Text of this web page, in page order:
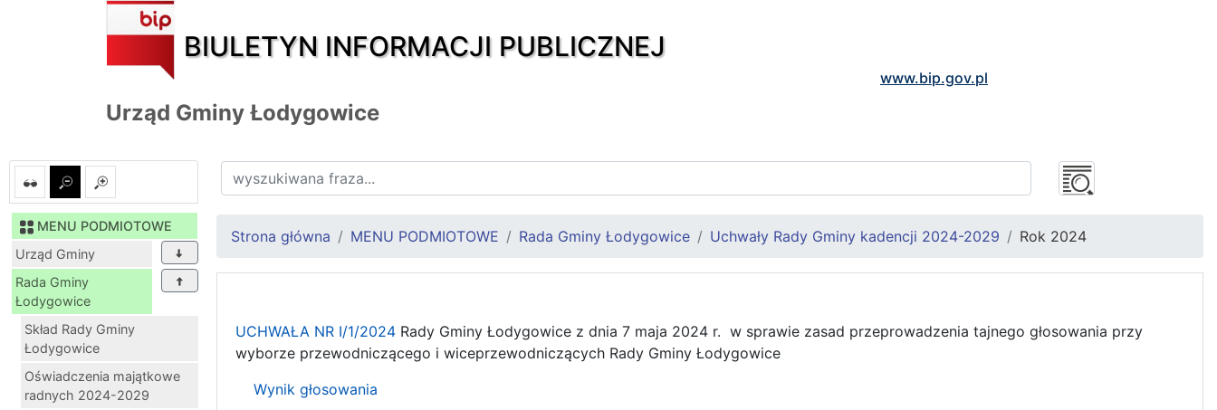
BIULETYN INFORMACJI PUBLICZNEJ
www.bip.gov.pl
Urząd Gminy Łodygowice
MENU PODMIOTOWE
Urząd Gminy
Rada Gminy
Łodygowice
Skład Rady Gminy
Łodygowice
Oświadczenia majątkowe
radnych 2024-2029
Strona główna MENU PODMIOTOWE Rada Gminy Łodygowice Uchwały Rady Gminy kadencji 2024-2029 Rok 2024
UCHWAŁA NR I/1/2024 Rady Gminy Łodygowice z dnia 7 maja 2024 r. w sprawie zasad przeprowadzenia tajnego głosowania przy
wyborze przewodniczącego i wiceprzewodniczących Rady Gminy Łodygowice
Wynik głosowania